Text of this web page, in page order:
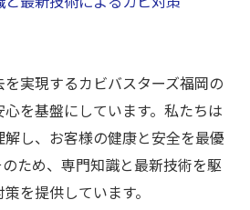
実現するカビバスターズ福岡の
を基盤にしています。私たちは
し、お客様の健康と安全を最優
ため、専門知識と最新技術を駆
を提供しています。